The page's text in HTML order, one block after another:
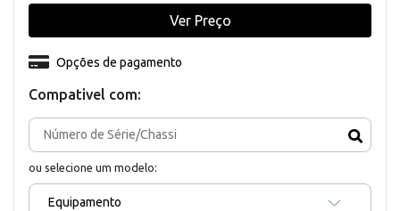
Compativel com:
ou selecione um modelo:
Equipamento
Opções de pagamento
Ver Preço